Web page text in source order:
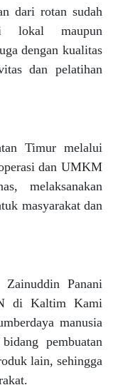
dari rotan sudah
lokal maupun
dengan kualitas
dan pelatihan
Timur melalui
dan UMKM
melaksanakan
masyarakat dan
Panani
di Kaltim Kami
manusia
pembuatan
lain, sehingga